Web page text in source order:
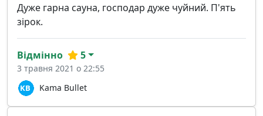
Дуже гарна сауна, господар дуже чуйний. П'ять
зірок.
Kama Bullet
Відмінно 5
3 травня 2021 о 22:55